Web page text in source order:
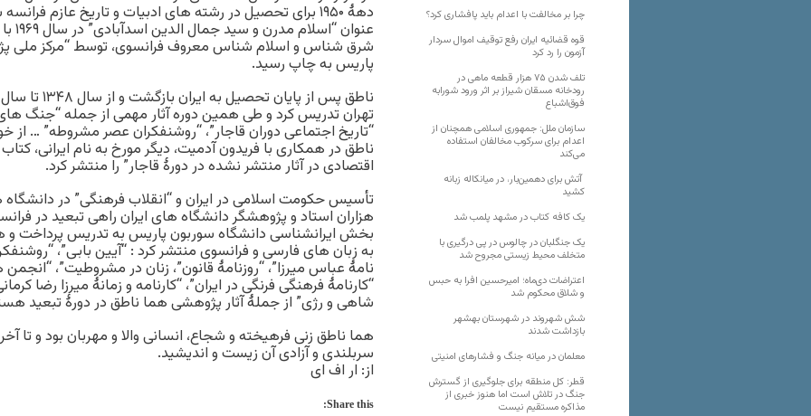
دهۀ ۱۹۵۰ برای تحصیل در رشته های ادبیات و تاریخ عازم
شرق شناس و اسلام شناس معروف فرانسوی، توسط “مرکز ملی
پاریس به چاپ رسید.
تهران تدریس کرد و طی همین دوره آثار مهمی از جمله “جنگ های
“تاریخ اجتماعی دوران قاجار”، “روشنفکران عصر مشروطه” …
ناطق در همکاری با فریدون آدمیت، دیگر مورخ به نام ایرانی،
اقتصادی در آثار منتشر نشده در دورۀ قاجار” را منتشر کرد.
تأسیس حکومت اسلامی در ایران و “انقلاب فرهنگی” در
هزاران استاد و پژوهشگر دانشگاه های ایران راهی تبعید در
بخش ایرانشناسی دانشگاه سوربون پاریس به تدریس پرداخت
به زبان های فارسی و فرانسوی منتشر کرد : “آیین بابی”،
نامۀ عباس میرزا”، “روزنامۀ قانون”، زنان در مشروطیت”،
“کارنامۀ فرهنگی فرنگی در ایران”، “کارنامه و زمانۀ میرزا رضا
شاهی و رژی” از جملۀ آثار پژوهشی هما ناطق در دورۀ تبعید
هما ناطق زنی فرهیخته و شجاع، انسانی والا و مهربان بود و تا
سربلندی و آزادی آن زیست و اندیشید.
از: ار اف ای
Share this:
چرا بر مخالفت با اعدام باید پافشاری کرد؟
قوه قضائیه ایران رفع توقیف اموال سردار
آزمون را رد کرد
تلف شدن ۷۵ هزار قطعه ماهی در
رودخانه مسقان شیراز بر اثر ورود شورابه
فوق‌اشباع
سازمان ملل: جمهوری اسلامی همچنان از
اعدام برای سرکوب مخالفان استفاده
می‌کند
آتش برای دهمین‌بار، در میانکاله زبانه
کشید
یک کافه کتاب در مشهد پلمب شد
یک جنگلبان در چالوس در پی درگیری با
متخلف محیط زیستی مجروح شد
اعتراضات دی‌ماه؛ امیرحسین افرا به حبس
و شلاق محکوم شد
شش شهروند در شهرستان بهشهر
بازداشت شدند
معلمان در میانه جنگ و فشارهای امنیتی
قطر: کل منطقه برای جلوگیری از گسترش
جنگ در تلاش است اما هنوز خبری از
مذاکره مستقیم نیست